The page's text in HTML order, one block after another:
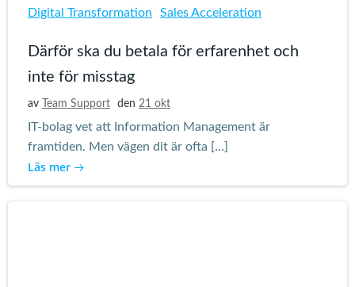
Digital Transformation Sales Acceleration
Därför ska du betala för erfarenhet och
inte för misstag
av Team Support den 21 okt
IT-bolag vet att Information Management är
framtiden. Men vägen dit är ofta […]
Läs mer